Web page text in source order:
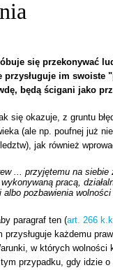
się przekonywać
przysługuje im swoiste
będą ścigani jako
się okazuje, z gruntu
(ale np. poufnej już
jak również
... przyjętemu na siebie
pracą,
albo pozbawienia wolności
paragraf ten (art. 266
przysługuje każdemu
w których wolności
przypadku, gdy idzie